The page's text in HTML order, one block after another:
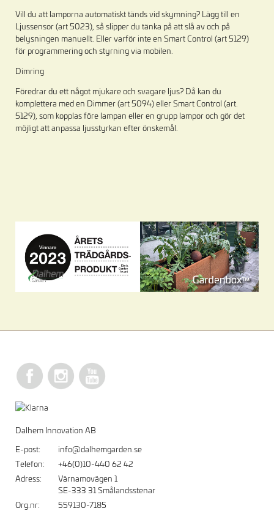
Vill du att lamporna automatiskt tänds vid skymning? Lägg till en
Ljussensor (art 5023), så slipper du tänka på att slå av och på
belysningen manuellt. Eller varför inte en Smart Control (art 5129)
för programmering och styrning via mobilen.
Dimring
Föredrar du ett något mjukare och svagare ljus? Då kan du
komplettera med en Dimmer (art 5094) eller Smart Control (art.
5129), som kopplas före lampan eller en grupp lampor och gör det
möjligt att anpassa ljusstyrkan efter önskemål.
Dalhem Innovation AB
E-post:
info@dalhemgarden.se
Telefon:
+46(0)10-440 62 42
Adress:
Värnamovägen 1
SE-333 31 Smålandsstenar
Org.nr:
559130-7185